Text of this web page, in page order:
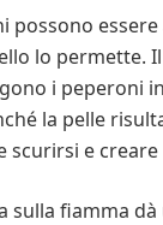
possono
lo permette.
i peperoni
la pelle
scurirsi e
sulla fiamma